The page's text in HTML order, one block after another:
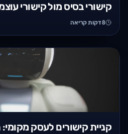
קישורי בסיס מול קישורי
8דקות קריאה
קניית קישורים לעסק